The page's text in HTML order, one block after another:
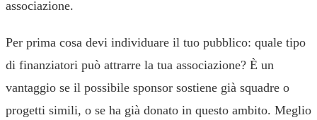
associazione.
Per prima cosa devi individuare il tuo pubblico: quale tipo
di finanziatori può attrarre la tua associazione? È un
vantaggio se il possibile sponsor sostiene già squadre o
progetti simili, o se ha già donato in questo ambito. Meglio